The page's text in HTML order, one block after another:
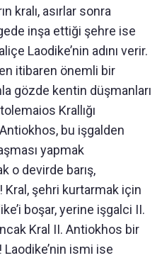
kralı, asırlar sonra
inşa ettiği şehre ise
Laodike’nin adını verir.
itibaren önemli bir
gözde kentin düşmanları
Krallığı
bu işgalden
yapmak
o devirde barış,
Kral, şehri kurtarmak için
boşar, yerine işgalci II.
Kral II. Antiokhos bir
ismi ise